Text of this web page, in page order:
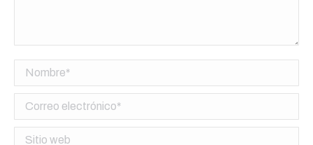
Nombre *
Correo electrónico *
Sitio web